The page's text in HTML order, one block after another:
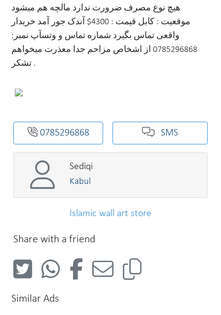
هیچ نوع مصرف ضرورت ندارد مالچه هم میشود
موقعیت : کابل قیمت : 4300$ آندک جور‌ آمد خریدار
واقعی تماس بگیرد شماره تماس و وتسآپ نمبر:
0785296868 از اشخاص مزاحم جدا معذرت میخواهم
تشکر .
0785296868 SMS
Sediqi
Kabul
Islamic wall art store
Share with a friend
Similar Ads